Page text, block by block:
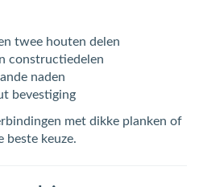
twee houten delen
constructiedelen
naden
bevestiging
met dikke planken of
beste keuze.